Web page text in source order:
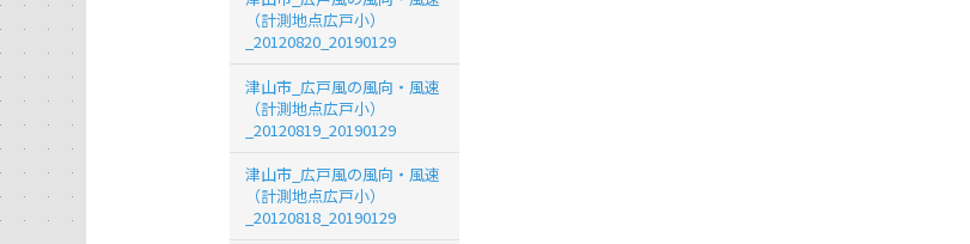
（計測地点広戸小）
_20120820_20190129
津山市_広戸風の風向・風速
（計測地点広戸小）
_20120819_20190129
津山市_広戸風の風向・風速
（計測地点広戸小）
_20120818_20190129